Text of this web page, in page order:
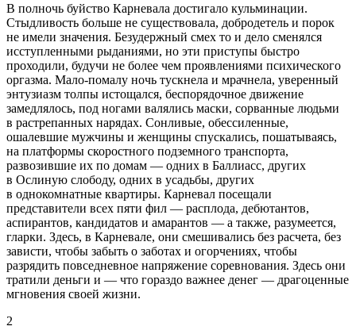
В полночь буйство Карневала достигало кульминации.
Стыдливость больше не существовала, добродетель и порок
не имели значения. Безудержный смех то и дело сменялся
исступленными рыданиями, но эти приступы быстро
проходили, будучи не более чем проявлениями психического
оргазма. Мало-помалу ночь тускнела и мрачнела, уверенный
энтузиазм толпы истощался, беспорядочное движение
замедлялось, под ногами валялись маски, сорванные людьми
в растрепанных нарядах. Сонливые, обессиленные,
ошалевшие мужчины и женщины спускались, пошатываясь,
на платформы скоростного подземного транспорта,
развозившие их по домам — одних в Баллиасс, других
в Ослиную слободу, одних в усадьбы, других
в однокомнатные квартиры. Карневал посещали
представители всех пяти фил — расплода, дебютантов,
аспирантов, кандидатов и амарантов — а также, разумеется,
гларки. Здесь, в Карневале, они смешивались без расчета, без
зависти, чтобы забыть о заботах и огорчениях, чтобы
разрядить повседневное напряжение соревнования. Здесь они
тратили деньги и — что гораздо важнее денег — драгоценные
мгновения своей жизни.
2